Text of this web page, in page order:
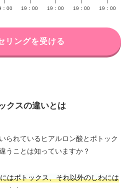
：00
19：00
19：00
19：00
19：00
リングを受ける
クスの違いとは
られているヒアルロン酸とボトック
うことは知っていますか？
はボトックス、それ以外のしわには